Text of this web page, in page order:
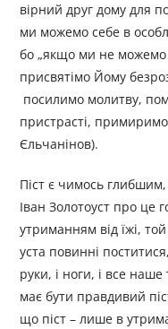
вірний друг дому для
ми можемо себе в
бо „якщо ми не можемо
присвятімо Йому
посилимо молитву,
пристрасті,
Єльчанінов).
Піст є чимось
Іван Золотоуст про це
утриманням від їжі,
уста повинні
руки, і ноги, і все
має бути правдивий
що піст – лише в